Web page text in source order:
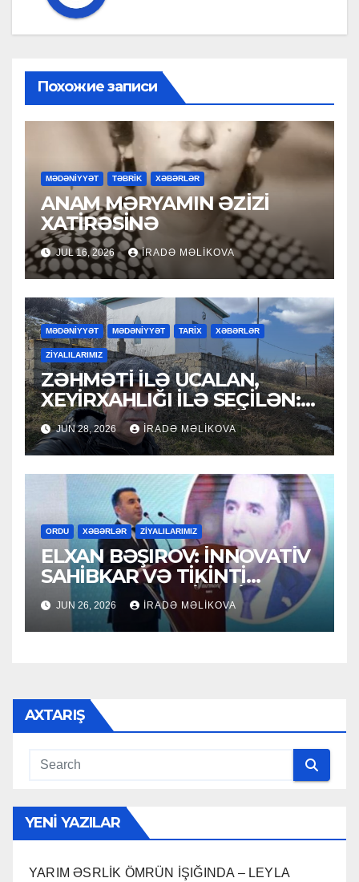
Похожие записи
MƏDƏNİYYƏT TƏBRİK XƏBƏRLƏR
ANAM MƏRYAMIN ƏZİZİ
XATİRƏSİNƏ
JUL 16, 2026 İRADƏ MƏLIKOVA
MƏDƏNİYYƏT MƏDƏNİYYƏT TARİX XƏBƏRLƏR
ZİYALILARIMIZ
ZƏHMƏTİ İLƏ UCALAN,
XEYİRXAHLIĞI İLƏ SEÇİLƏN:
HACI RAMAZAN QULİYEV
JUN 28, 2026 İRADƏ MƏLIKOVA
ORDU XƏBƏRLƏR ZİYALILARIMIZ
ELXAN BƏŞIROV: İNNOVATİV
SAHİBKAR VƏ TİKİNTİ
SEKTORUNUN LİDERİ
JUN 26, 2026 İRADƏ MƏLIKOVA
AXTARIŞ
YENI YAZILAR
YARIM ƏSRLİK ÖMRÜN İŞIĞINDA – LEYLA